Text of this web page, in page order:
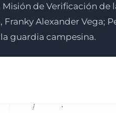
Misión de Verificación de
Franky Alexander Vega;
guardia campesina.